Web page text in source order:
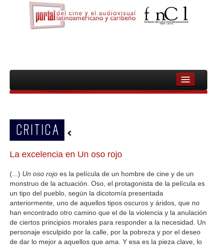
INICIO
PELICULAS
CINEASTAS
DOCUMENTALES
MUJERES
AUDIOVISUAL INDIGENA Y COMUNITARIO
GALERIA
CRITICA
La excelencia en Un oso rojo
(...) Un oso rojo es la película de un hombre de cine y de un
monstruo de la actuación. Oso, el protagonista de la película es
un tipo del pueblo, según la dicotomía presentada
anteriormente, uno de aquellos tipos oscuros y áridos, que no
han encontrado otro camino que el de la violencia y la anulación
de ciertos principios morales para responder a la necesidad. Un
personaje esculpido por la calle, por la pobreza y por el deseo
de dar lo mejor a aquellos que ama. Y esa es la pieza clave, lo